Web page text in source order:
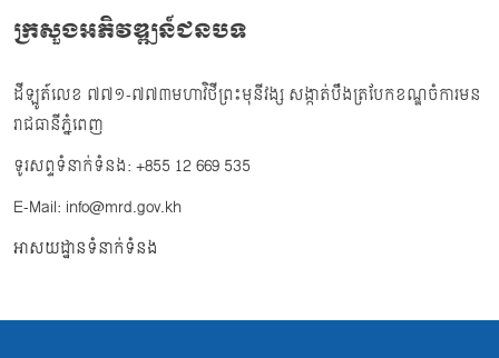
ក្រសួងអភិវឌ្ឍន៍ជនបទ
ដីឡូត៍លេខ ៧៧១-៧៧៣មហាវិថីព្រះមុនីវង្ស សង្កាត់បឹងត្របែកខណ្ឌចំការមន
រាជធានីភ្នំពេញ
ទូរសព្ទទំនាក់ទំនង: +855 12 669 535
E-Mail: info@mrd.gov.kh
អាសយដ្ឋានទំនាក់ទំនង